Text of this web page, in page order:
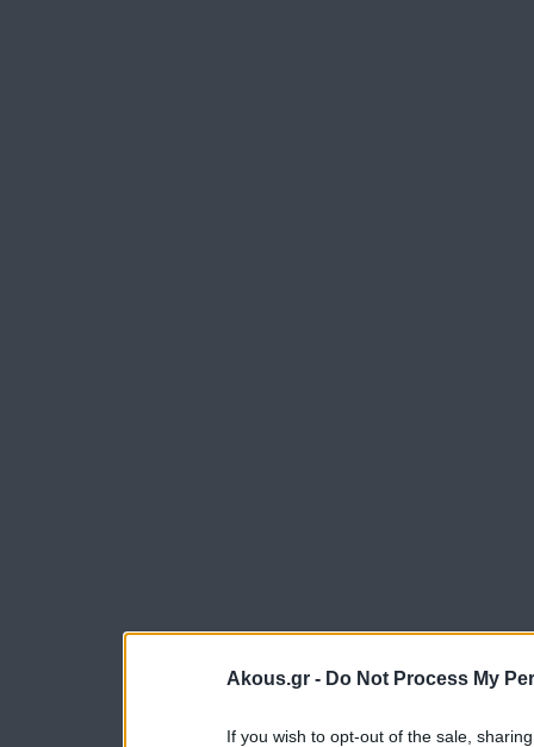
Akous.gr - Do Not Process My
If you wish to opt-out of the sale,